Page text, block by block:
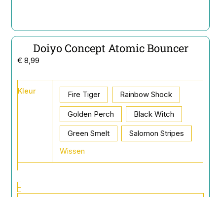
Doiyo Concept Atomic Bouncer
€ 8,99
Kleur Fire Tiger Rainbow Shock
Golden Perch Black Witch
Green Smelt
Salomon Stripes
Wissen
-
Concept